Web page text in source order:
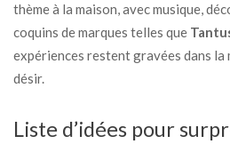
thème à la maison, avec musique,
coquins de marques telles que
expériences restent gravées dans
désir.
Liste d’idées pour